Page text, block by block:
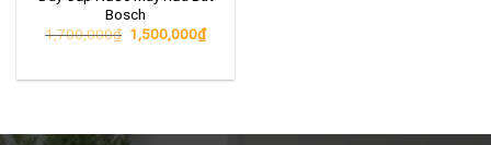
Bosch
1,700,000₫ Giá
gốc
1,500,000₫Giá
hiện